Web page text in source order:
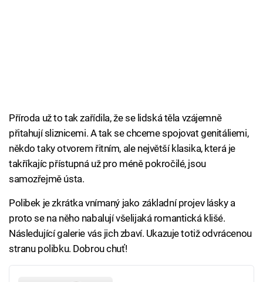
Příroda už to tak zařídila, že se lidská těla vzájemně
přitahují sliznicemi. A tak se chceme spojovat genitáliemi,
někdo taky otvorem řitním, ale největší klasika, která je
takříkajíc přístupná už pro méně pokročilé, jsou
samozřejmě ústa.
Polibek je zkrátka vnímaný jako základní projev lásky a
proto se na něho nabalují všelijaká romantická klišé.
Následující galerie vás jich zbaví. Ukazuje totiž odvrácenou
stranu polibku. Dobrou chuť!